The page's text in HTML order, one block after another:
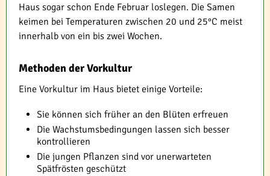
Haus sogar schon Ende Februar loslegen. Die Samen
keimen bei Temperaturen zwischen 20 und 25°C meist
innerhalb von ein bis zwei Wochen.
Methoden der Vorkultur
Eine Vorkultur im Haus bietet einige Vorteile:
Sie können sich früher an den Blüten erfreuen
Die Wachstumsbedingungen lassen sich besser
kontrollieren
Die jungen Pflanzen sind vor unerwarteten
Spätfrösten geschützt